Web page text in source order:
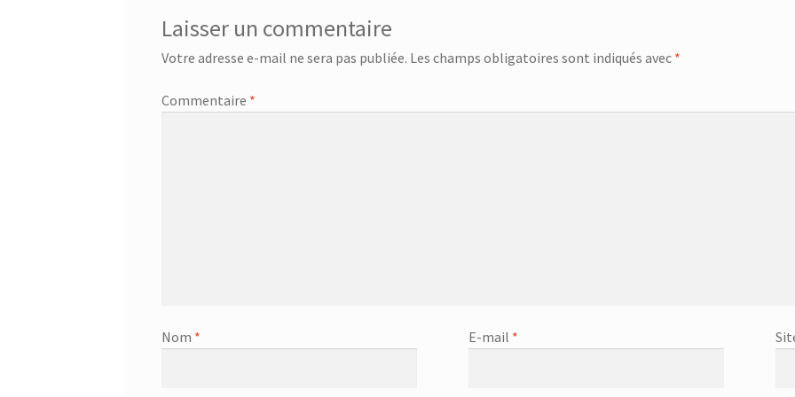
Laisser un commentaire
Votre adresse e-mail ne sera pas publiée. Les champs obligatoires sont indiqués avec *
Commentaire *
Nom * E-mail *